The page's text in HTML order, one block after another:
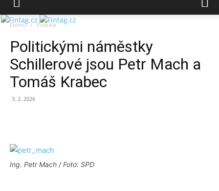
Domů Politika
Politickými náměstky
Schillerové jsou Petr Mach a
Tomáš Krabec
3. 2. 2026
Ing. Petr Mach / Foto: SPD